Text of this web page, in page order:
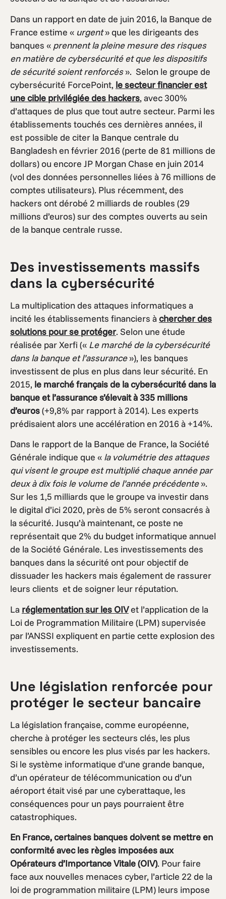
Dans un rapport en date de juin 2016, la Banque de
France estime « urgent» que les dirigeants des
banques « prennent la pleine mesure des risques
en matière de cybersécurité et que les dispositifs
de sécurité soient renforcés». Selon le groupe de
cybersécurité ForcePoint, le secteur financier est
une cible privilégiée des hackers, avec 300%
d’attaques de plus que tout autre secteur. Parmi les
établissements touchés ces dernières années, il
est possible de citer la Banque centrale du
Bangladesh en février 2016 (perte de 81 millions de
dollars) ou encore JP Morgan Chase en juin 2014
(vol des données personnelles liées à 76 millions de
comptes utilisateurs). Plus récemment, des
hackers ont dérobé 2 milliards de roubles (29
millions d’euros) sur des comptes ouverts au sein
de la banque centrale russe.
Des investissements massifs
dans la cybersécurité
La multiplication des attaques informatiques a
incité les établissements financiers à chercher des
solutions pour se protéger. Selon une étude
réalisée par Xerfi (« Le marché de la cybersécurité
dans la banque et l’assurance»), les banques
investissent de plus en plus dans leur sécurité. En
2015, le marché français de la cybersécurité dans la
banque et l’assurance s’élevait à 335 millions
d’euros(+9,8% par rapport à 2014). Les experts
prédisaient alors une accélération en 2016 à +14%.
Dans le rapport de la Banque de France, la Société
Générale indique que « la volumétrie des attaques
qui visent le groupe est multiplié chaque année par
deux à dix fois le volume de l’année précédente».
Sur les 1,5 milliards que le groupe va investir dans
le digital d’ici 2020, près de 5% seront consacrés à
la sécurité. Jusqu’à maintenant, ce poste ne
représentait que 2% du budget informatique annuel
de la Société Générale. Les investissements des
banques dans la sécurité ont pour objectif de
dissuader les hackers mais également de rassurer
leurs clients et de soigner leur réputation.
La réglementation sur les OIVet l’application de la
Loi de Programmation Militaire (LPM) supervisée
par l’ANSSI expliquent en partie cette explosion des
investissements.
Une législation renforcée pour
protéger le secteur bancaire
La législation française, comme européenne,
cherche à protéger les secteurs clés, les plus
sensibles ou encore les plus visés par les hackers.
Si le système informatique d’une grande banque,
d’un opérateur de télécommunication ou d’un
aéroport était visé par une cyberattaque, les
conséquences pour un pays pourraient être
catastrophiques.
En France, certaines banques doivent se mettre en
conformité avec les règles imposées aux
Opérateurs d’Importance Vitale (OIV). Pour faire
face aux nouvelles menaces cyber, l’article 22 de la
loi de programmation militaire (LPM) leurs impose